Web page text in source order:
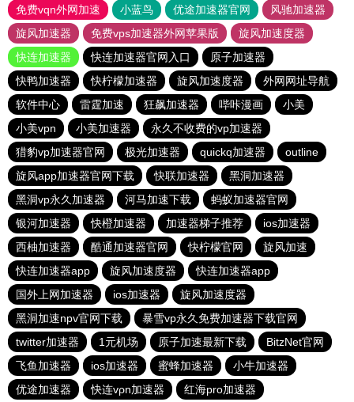
免费vqn外网加速
小蓝鸟 优途加速器官网
风驰加速器
旋风加速器
免费vps加速器外网苹果版
旋风加速度器
快连加速器
快连加速器官网入口
原子加速器
快鸭加速器
快柠檬加速器 旋风加速度器
外网网址导航
软件中心
雷霆加速 狂飙加速器 哔咔漫画
小美
小美vpn
小美加速器
永久不收费的vp加速器
猎豹vp加速器官网
极光加速器 quickq加速器
outline
旋风app加速器官网下载
快联加速器
黑洞加速器
黑洞vp永久加速器
河马加速下载
蚂蚁加速器官网
银河加速器
快橙加速器 加速器梯子推荐
ios加速器
西柚加速器
酷通加速器官网 快柠檬官网
旋风加速
快连加速器app
旋风加速度器
快连加速器app
国外上网加速器
ios加速器
旋风加速度器
黑洞加速npv官网下载
暴雪vp永久免费加速器下载官网
twitter加速器
1元机场 原子加速最新下载
BitzNet官网
飞鱼加速器
ios加速器 蜜蜂加速器
小牛加速器
优途加速器
快连vρn加速器 红海pro加速器